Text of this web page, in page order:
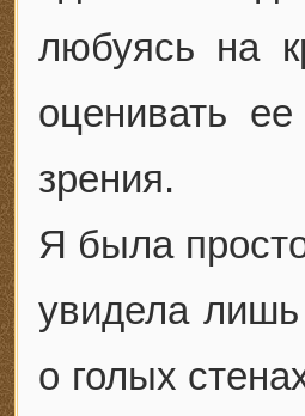
любуясь на
оценивать
зрения.
Я была
увидела
о голых